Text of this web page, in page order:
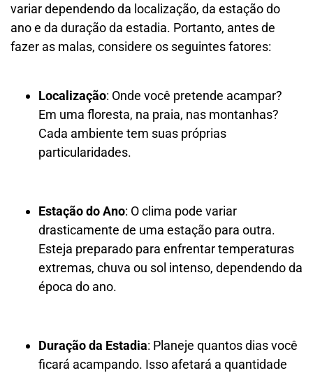
variar dependendo da localização, da estação do
ano e da duração da estadia. Portanto, antes de
fazer as malas, considere os seguintes fatores:
Localização: Onde você pretende acampar?
Em uma floresta, na praia, nas montanhas?
Cada ambiente tem suas próprias
particularidades.
Estação do Ano: O clima pode variar
drasticamente de uma estação para outra.
Esteja preparado para enfrentar temperaturas
extremas, chuva ou sol intenso, dependendo da
época do ano.
Duração da Estadia: Planeje quantos dias você
ficará acampando. Isso afetará a quantidade